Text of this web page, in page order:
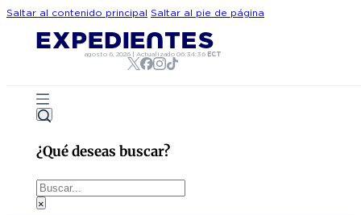
Saltar al contenido principal Saltar al pie de página
agosto 6, 2026 |Actualizado06:34:36 ECT
¿Qué deseas buscar?
Buscar
×